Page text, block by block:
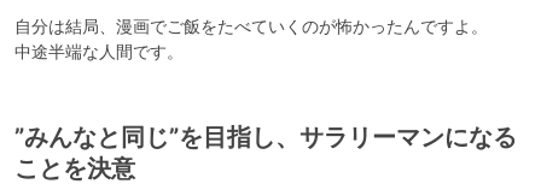
自分は結局、漫画でご飯をたべていくのが怖かったんですよ。
中途半端な人間です。
”みんなと同じ”を目指し、サラリーマンになる
ことを決意